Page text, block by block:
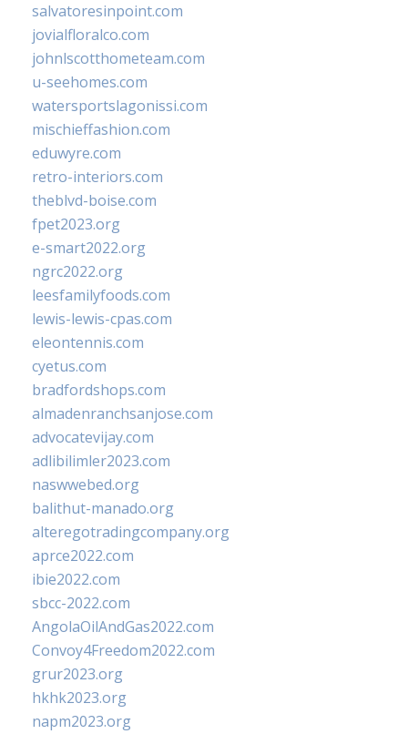
salvatoresinpoint.com
jovialfloralco.com
johnlscotthometeam.com
u-seehomes.com
watersportslagonissi.com
mischieffashion.com
eduwyre.com
retro-interiors.com
theblvd-boise.com
fpet2023.org
e-smart2022.org
ngrc2022.org
leesfamilyfoods.com
lewis-lewis-cpas.com
eleontennis.com
cyetus.com
bradfordshops.com
almadenranchsanjose.com
advocatevijay.com
adlibilimler2023.com
naswwebed.org
balithut-manado.org
alteregotradingcompany.org
aprce2022.com
ibie2022.com
sbcc-2022.com
AngolaOilAndGas2022.com
Convoy4Freedom2022.com
grur2023.org
hkhk2023.org
napm2023.org